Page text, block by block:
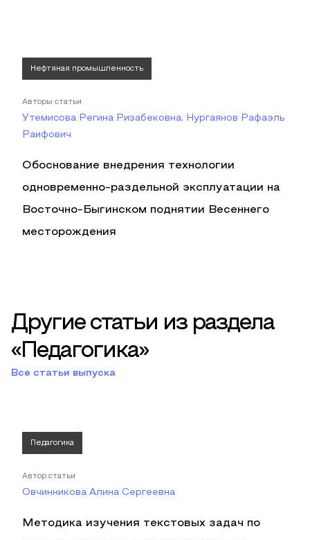
Нефтяная промышленность
Авторы статьи
Утемисова Регина Ризабековна, Нургаянов Рафаэль
Раифович
Обоснование внедрения технологии
одновременно-раздельной эксплуатации на
Восточно-Быгинском поднятии Весеннего
месторождения
Другие статьи из раздела
«Педагогика»
Все статьи выпуска
Педагогика
Автор статьи
Овчинникова Алина Сергеевна
Методика изучения текстовых задач по